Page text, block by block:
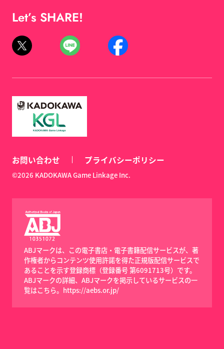
Let’s SHARE!
お問い合わせ プライバシーポリシー
©2026 KADOKAWA Game Linkage Inc.
ABJマークは、この電子書店・電子書籍配信サービスが、著
作権者からコンテンツ使用許諾を得た正規版配信サービスで
あることを示す登録商標（登録番号 第6091713号）です。
ABJマークの詳細、ABJマークを掲示しているサービスの一
覧はこちら。 https://aebs.or.jp/